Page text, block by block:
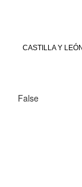
CASTILLA Y LEÓN
False